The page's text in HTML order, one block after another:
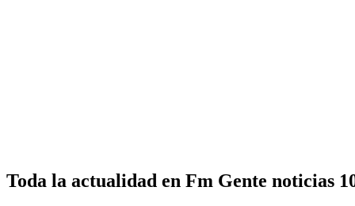
Toda la actualidad en Fm Gente noticias